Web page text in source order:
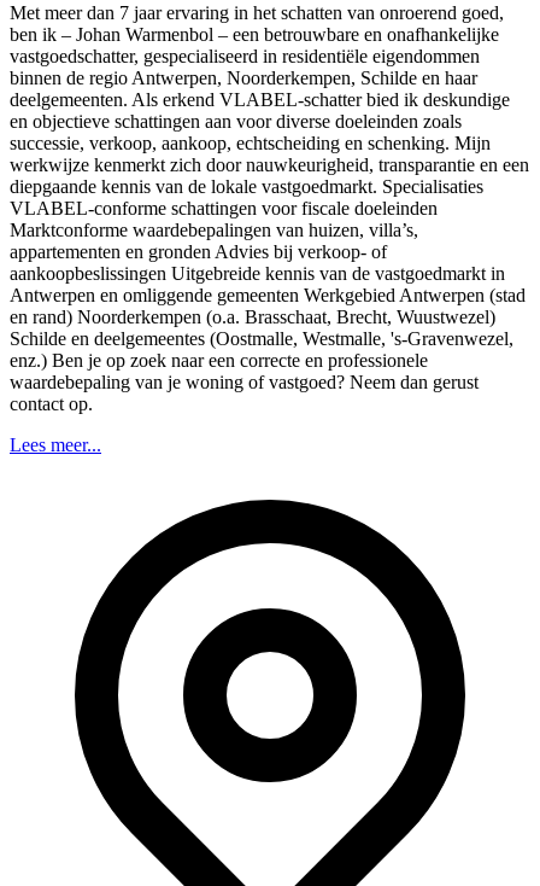
Met meer dan 7 jaar ervaring in het schatten van onroerend goed,
ben ik – Johan Warmenbol – een betrouwbare en onafhankelijke
vastgoedschatter, gespecialiseerd in residentiële eigendommen
binnen de regio Antwerpen, Noorderkempen, Schilde en haar
deelgemeenten. Als erkend VLABEL-schatter bied ik deskundige
en objectieve schattingen aan voor diverse doeleinden zoals
successie, verkoop, aankoop, echtscheiding en schenking. Mijn
werkwijze kenmerkt zich door nauwkeurigheid, transparantie en een
diepgaande kennis van de lokale vastgoedmarkt. Specialisaties
VLABEL-conforme schattingen voor fiscale doeleinden
Marktconforme waardebepalingen van huizen, villa’s,
appartementen en gronden Advies bij verkoop- of
aankoopbeslissingen Uitgebreide kennis van de vastgoedmarkt in
Antwerpen en omliggende gemeenten Werkgebied Antwerpen (stad
en rand) Noorderkempen (o.a. Brasschaat, Brecht, Wuustwezel)
Schilde en deelgemeentes (Oostmalle, Westmalle, 's-Gravenwezel,
enz.) Ben je op zoek naar een correcte en professionele
waardebepaling van je woning of vastgoed? Neem dan gerust
contact op.
Lees meer...